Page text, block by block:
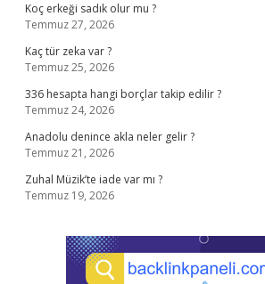
Koç erkeği sadık olur mu ?
Temmuz 27, 2026
Kaç tür zeka var ?
Temmuz 25, 2026
336 hesapta hangi borçlar takip edilir ?
Temmuz 24, 2026
Anadolu denince akla neler gelir ?
Temmuz 21, 2026
Zuhal Müzik’te iade var mı ?
Temmuz 19, 2026